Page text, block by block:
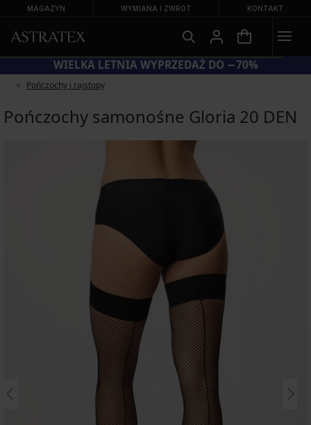
MAGAZYN WYMIANA I ZWROT KONTAKT
WIELKA LETNIA WYPRZEDAŻ DO −70%
Pończochy i rajstopy
Pończochy samonośne Gloria 20 DEN